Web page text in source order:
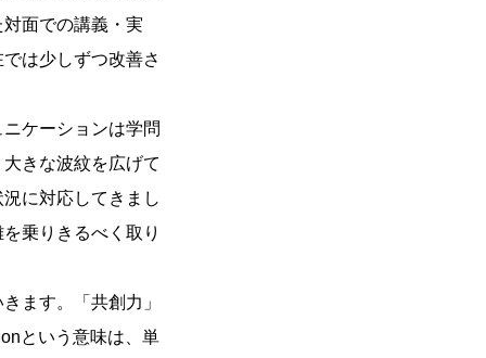
面での講義・実
は少しずつ改善さ
ケーションは学問
きな波紋を広げて
に対応してきまし
乗りきるべく取り
ます。「共創力」
という意味は、単